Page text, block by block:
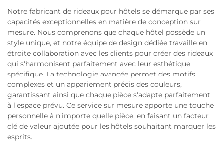
Notre fabricant de rideaux pour hôtels se démarque par ses
capacités exceptionnelles en matière de conception sur
mesure. Nous comprenons que chaque hôtel possède un
style unique, et notre équipe de design dédiée travaille en
étroite collaboration avec les clients pour créer des rideaux
qui s'harmonisent parfaitement avec leur esthétique
spécifique. La technologie avancée permet des motifs
complexes et un appariement précis des couleurs,
garantissant ainsi que chaque pièce s'adapte parfaitement
à l'espace prévu. Ce service sur mesure apporte une touche
personnelle à n'importe quelle pièce, en faisant un facteur
clé de valeur ajoutée pour les hôtels souhaitant marquer les
esprits.